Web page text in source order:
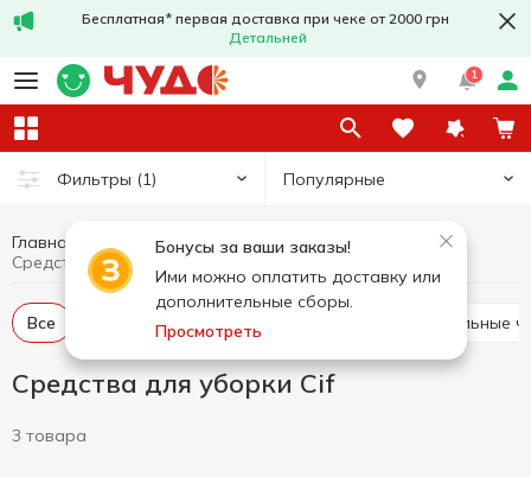
Бесплатная* первая доставка при чеке от 2000 грн
Детальней
1
Фильтры (1) Популярные
Бонусы за ваши заказы!
Ими можно оплатить доставку или
дополнительные сборы.
Просмотреть
Главная Бытовая химия
Средства для уборки
Средства для уборки Cif
Все Средства для уборки туалета Универсальные
Средства для уборки Cif
3 товара